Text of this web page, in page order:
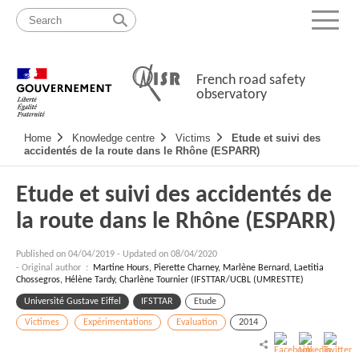
content
map
Menu
French road safety
observatory
Navigation
principale
Home Knowledge centre Victims
Etude et suivi des
accidentés de la route dans le Rhône (ESPARR)
Etude et suivi des accidentés de
la route dans le Rhône (ESPARR)
Published on 04/04/2019 - Updated on 08/04/2020
- Original author :
Martine Hours, Pierette Charney, Marlène Bernard, Laetitia
Chossegros, Hélène Tardy, Charlène Tournier (IFSTTAR/UCBL (UMRESTTE)
Université Gustave Eiffel IFSTTAR Etude
Victimes Expérimentations Evaluation 2014